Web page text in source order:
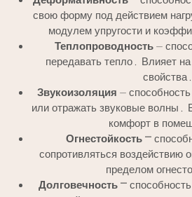
свою форму под действием
модулем упругости и
Теплопроводность⏤
передавать тепло․ Влияет
свойства․
Звукоизоляция ⏤
или отражать звуковые волны․
комфорт в
Огнестойкость⎻
сопротивляться воздействию
пределом
Долговечность⎻